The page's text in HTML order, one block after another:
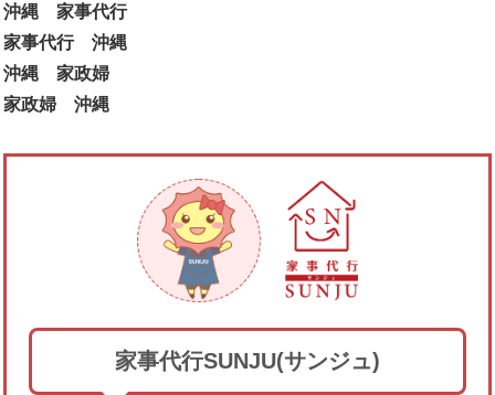
沖縄 家事代行
家事代行 沖縄
沖縄 家政婦
家政婦 沖縄
家事代行SUNJU(サンジュ)